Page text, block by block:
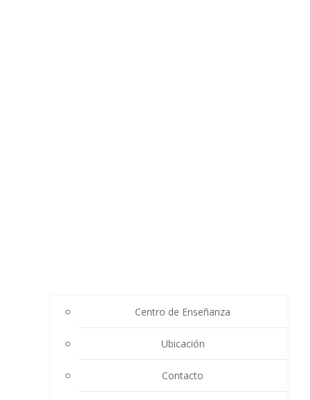
Centro de Enseñanza
Ubicación
Contacto